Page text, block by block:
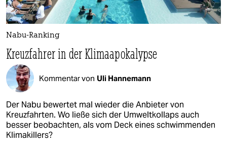
Nabu-Ranking
Kreuzfahrer in der Klimaapokalypse
Kommentar von Uli Hannemann
Der Nabu bewertet mal wieder die Anbieter von
Kreuzfahrten. Wo ließe sich der Umweltkollaps auch
besser beobachten, als vom Deck eines schwimmenden
Klimakillers?